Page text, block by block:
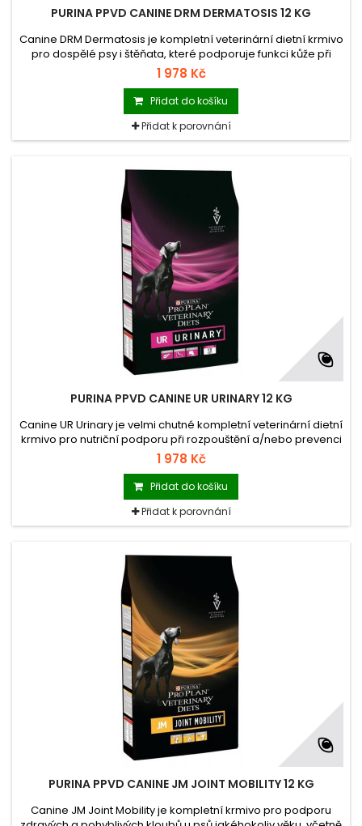
PURINA PPVD CANINE DRM DERMATOSIS 12 KG
Canine DRM Dermatosis je kompletní veterinární dietní krmivo
pro dospělé psy i štěňata, které podporuje funkci kůže při
dermatózách a nadměrném línání. Canine DRM Dermatosis
obsahuje omezený počet vybraných zdrojů bílkovin pro
snížení rizika vedlejších reakcí na krmivo.
1 978 Kč
Přidat do košíku
Přidat k porovnání
PURINA PPVD CANINE UR URINARY 12 KG
Canine UR Urinary je velmi chutné kompletní veterinární dietní
krmivo pro nutriční podporu při rozpouštění a/nebo prevenci
vzniku struvitových močových kamenů u psů. Canine UR
Urinary je vytvořeno pro podporu tvorby kyselé moči, která
napomáhá rozpouštění i prevenci opětovné tvorby
struvitových kamenů.
1 978 Kč
Přidat do košíku
Přidat k porovnání
PURINA PPVD CANINE JM JOINT MOBILITY 12 KG
Canine JM Joint Mobility je kompletní krmivo pro podporu